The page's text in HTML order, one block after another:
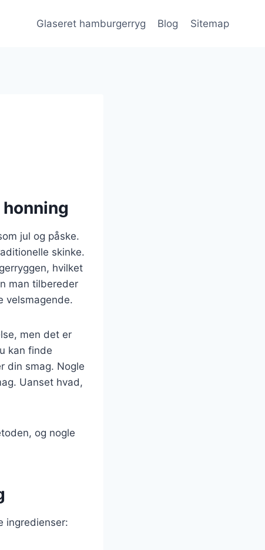
Glaseret hamburgerryg Blog Sitemap
jul og påske.
skinke.
hvilket
man tilbereder
velsmagende.
men det er
kan finde
din smag. Nogle
Uanset hvad,
og nogle
ingredienser: